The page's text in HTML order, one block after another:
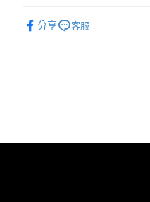
每筆NT$150
分享 客服